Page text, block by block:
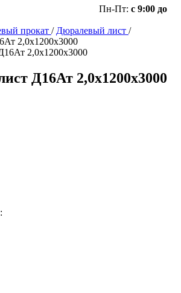
Пн-Пт: с 9:00 до
прокат / Дюралевый лист /
2,0х1200х3000
Д16Ат 2,0х1200х3000